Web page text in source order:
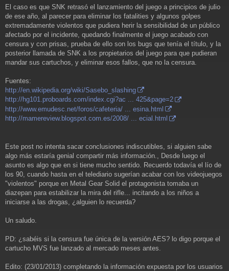
El caso es que SNK retrasó el lanzamiento del juego a principios de julio
de ese año, al parecer para eliminar los fatalities y algunos golpes
extremadamente violentos que pudiera herir la sensibilidad de un público
afectado por el incidente, quedando finalmente el juego acabado con
censura y con prisas, prueba de ello son los bugs que tenía el título, y la
posterior llamada de SNK a los propietarios del juego para que pudieran
mandar sus cartuchos, y eliminar esos fallos, que no la censura.
Fuentes:
http://en.wikipedia.org/wiki/Sasebo_slashing
http://hg101.proboards.com/index.cgi?ac ... 425&page=2
http://www.emudesc.net/foros/cafeteria/ ... esina.html
http://mamereview.blogspot.com.es/2008/ ... ecial.html
Este post no intenta sacar conclusiones indiscutibles, si alguien sabe
algo más estaría genial compartir más información., Desde luego el
asunto es algo que en si tiene mucho sentido. Recuerdo todavía el lío de
los 90, cuando hasta en el telediario sugerían acabar con los videojuegos
"violentos" porque en Metal Gear Solid el protagonista tomaba un
diazepan para estabilizar la mira del rifle... incitando a los niños a
iniciarse a las drogas, ¿alguien lo recuerda?
Un saludo.
PD: ¿sabéis si la censura fue única de la versión AES? lo digo porque el
cartucho MVS fue lanzado al mercado meses antes.
Edito: (23/01/2013) completando la información expuesta por los usuarios